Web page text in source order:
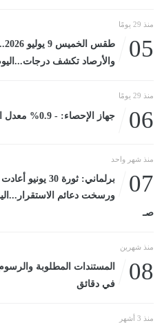
منذ 29 يومًا
05
والأرصاد تكشف درجات...اليوم الخميس، 9
منذ 29 يومًا
06 جهاز الإحصاء: - 0.9% معدل التضخم الشهرى لشهر يونيو 2026
منذ شهر واحد
07
برلماني: ثورة
صـ
منذ شهرين
08
المستندات المطلوبة
في دقائق
منذ 3 أشهر